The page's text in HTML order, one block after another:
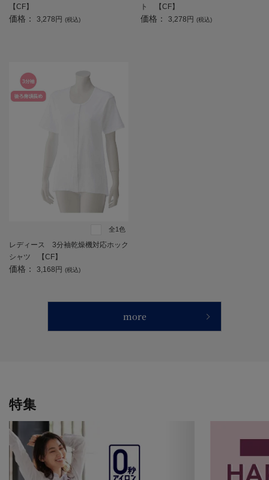
【CF】
価格： 3,278円 (税込)
ト 【CF】
価格： 3,278円 (税込)
全1色
レディース 3分袖乾燥機対応ホック
シャツ 【CF】
価格： 3,168円 (税込)
more
特集